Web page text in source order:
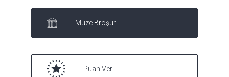
Müze Broşür
Puan Ver